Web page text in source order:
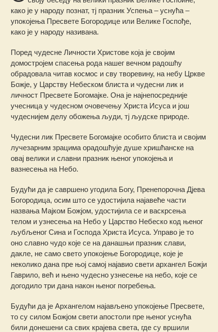
како је у народу познат, тј празник Успења – уснућа –
упокојења Пресвете Богородице или Велике Госпође,
како је у народу називана.
Поред чудесне Личности Христове која је својим
домостројем спасења рода нашег вечном радошћу
обрадовала читав космос и сву творевину, на небу Цркве
Божје, у Царству Небеском блиста и чудесни лик и
личност Пресвете Богомајке. Она је најнепосредније
учесница у чудесном очовечењу Христа Исуса и још
чудеснијем делу обожења људи, тј људске природе.
Чудесни лик Пресвете Богомајке особито блиста и својим
лучезарним зрацима орадошћује душе хришћанске на
овај велики и славни празник њеног упокојења и
вазнесења на Небо.
Будући да је савршено угодила Богу, Пренепорочна Дјева
Богородица, осим што се удостијила најавеће части
назвања Мајком Божјом, удостијила се и васкрсења
телом и узнесења на Небо у Царство Небеско код њеног
љубљеног Сина и Господа Христа Исуса. Управо је то
оно славно чудо које се на данашњи празник слави,
дакле, не само свето упокојење Богородице, које је
неколико дана пре њој самој најавио свети архангел Божји
Гаврило, већ и њено чудесно узнесење на небо, које се
догодило три дана након њеног погребења.
Будући да је Архангелом најављено упокојење Пресвете,
то су силом Божјом свети апостоли пре њеног уснућа
били донешени са свих крајева света, где су вршили